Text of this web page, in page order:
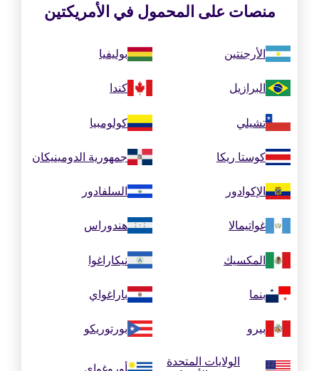
منصات على المحمول في الأمريكتين
الأرجنتين بوليفيا
البرازيل كندا
تشيلي كولومبيا
كوستا ريكا جمهورية الدومينيكان
الإكوادور السلفادور
غواتيمالا هندوراس
المكسيك نيكاراغوا
بنما باراغواي
بيرو بورتوريكو
الولايات المتحدة